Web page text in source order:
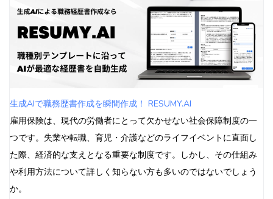
外国人労働者の雇用保険
65歳以上の労働者の雇用保険
雇用保険と他の社会保険制度との関係
厚生年金保険との関係
制度間の連携
雇用保険に関するよくある質問（FAQ）
まとめ
参考資料・リンク集
生成AIで職務歴書作成を瞬間作成！ RESUMY.AI
雇用保険は、現代の労働者にとって欠かせない社会保障制度の一
つです。失業や転職、育児・介護などのライフイベントに直面し
た際、経済的な支えとなる重要な制度です。しかし、その仕組み
や利用方法について詳しく知らない方も多いのではないでしょう
か。